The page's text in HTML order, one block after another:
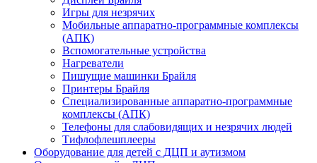
Игры для незрячих
Мобильные аппаратно-программные комплексы
(АПК)
Вспомогательные устройства
Нагреватели
Пишущие машинки Брайля
Принтеры Брайля
Специализированные аппаратно-программные
комплексы (АПК)
Телефоны для слабовидящих и незрячих людей
Тифлофлешплееры
Оборудование для детей с ДЦП и аутизмом